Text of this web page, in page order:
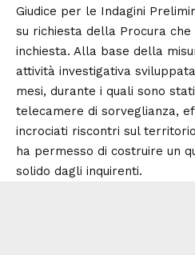
Giudice per le Indagini
su richiesta della Procura che
inchiesta. Alla base della
attività investigativa
mesi, durante i quali sono
telecamere di sorveglianza,
incrociati riscontri sul
ha permesso di costruire un
solido dagli inquirenti.